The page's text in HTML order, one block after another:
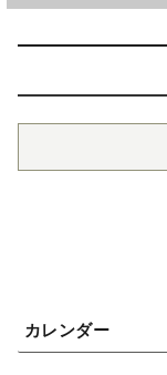
カレンダー